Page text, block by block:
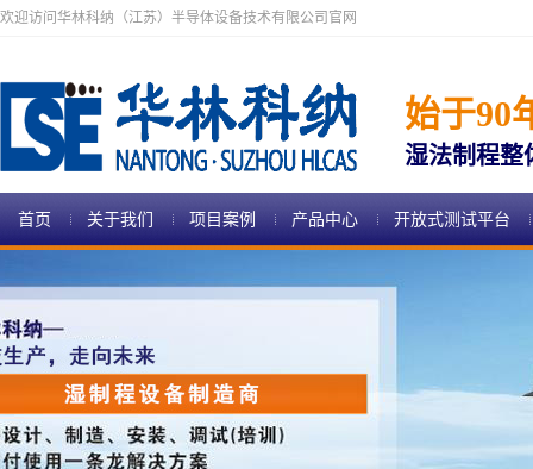
欢迎访问华林科纳（江苏）半导体设备技术有限公司官网
始于90
湿法制程整
首页 关于我们 项目案例 产品中心 开放式测试平台